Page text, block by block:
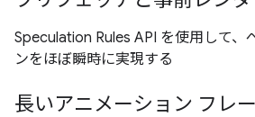
Speculation Rules API を使用して、
ンをほぼ瞬時に実現する
長いアニメーション フレ